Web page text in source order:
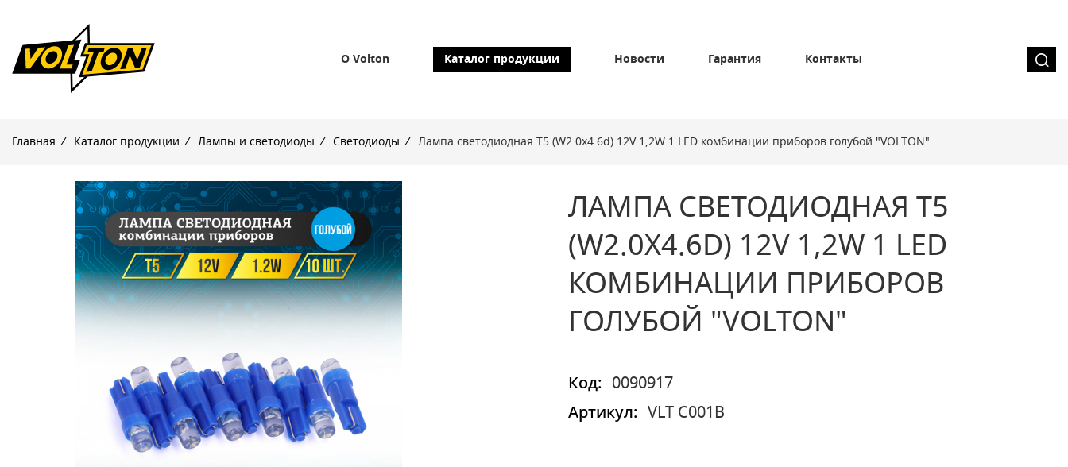
О Volton Каталог продукции Новости Гарантия Контакты
Главная / Каталог продукции / Лампы и светодиоды / Светодиоды / Лампа светодиодная Т5 (W2.0x4.6d) 12V 1,2W 1 LED комбинации приборов голубой "VOLTON"
ЛАМПА СВЕТОДИОДНАЯ Т5
(W2.0X4.6D) 12V 1,2W 1 LED
КОМБИНАЦИИ ПРИБОРОВ
ГОЛУБОЙ "VOLTON"
Код:
0090917
Артикул:
VLT C001B